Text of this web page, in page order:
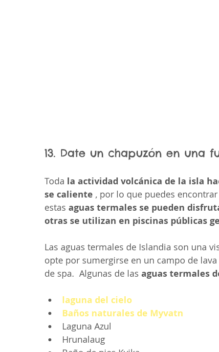
13. Date un chapuzón en una
Toda la actividad volcánica de la isla
se caliente , por lo que puedes
estas aguas termales se pueden
otras se utilizan en piscinas públicas
Las aguas termales de Islandia son una
opte por sumergirse en un campo de
de spa.  Algunas de las aguas termales
laguna del cielo
Baños naturales de Myvatn
Laguna Azul
Hrunalaug